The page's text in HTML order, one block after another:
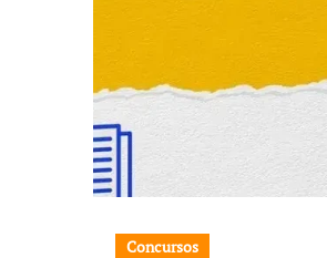
Concursos